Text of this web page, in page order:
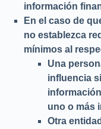
información
En el caso de
no establezca
mínimos al
Una
influencia
uno o más
Otra